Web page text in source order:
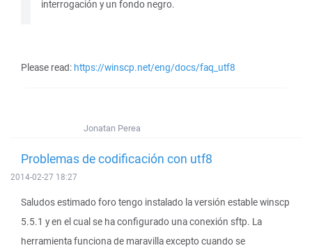
interrogación y un fondo negro.
Please read: https://winscp.net/eng/docs/faq_utf8
Jonatan Perea
Problemas de codificación con utf8
2014-02-27 18:27
Saludos estimado foro tengo instalado la versión estable winscp
5.5.1 y en el cual se ha configurado una conexión sftp. La
herramienta funciona de maravilla excepto cuando se